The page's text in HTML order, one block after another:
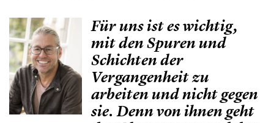
Für uns ist es wichtig,
mit den Spuren und
Schichten der
Vergangenheit zu
arbeiten und nicht gegen
sie. Denn von ihnen geht